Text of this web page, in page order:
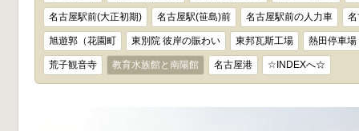
名古屋駅前(大正初期) 名古屋駅(笹島)前 名古屋駅前の人力車
旭遊郭（花園町 東別院 彼岸の賑わい 東邦瓦斯工場 熱田停車場
荒子観音寺 教育水族館と南陽館 名古屋港 ☆INDEXへ☆